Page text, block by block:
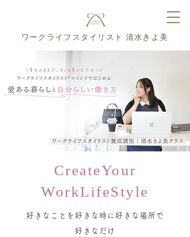
ワークライフスタイリスト 清水きよ美
CreateYour
WorkLifeStyle
好きなことを好きな時に好きな場所で
好きなだけ